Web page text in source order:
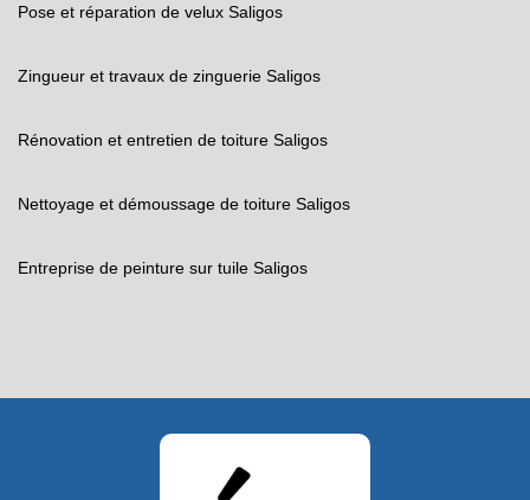
Pose et réparation de velux Saligos
Zingueur et travaux de zinguerie Saligos
Rénovation et entretien de toiture Saligos
Nettoyage et démoussage de toiture Saligos
Entreprise de peinture sur tuile Saligos